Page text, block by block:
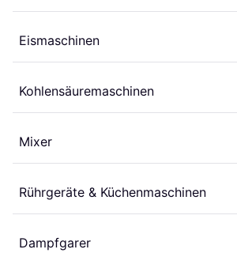
Eismaschinen
Kohlensäuremaschinen
Mixer
Rührgeräte & Küchenmaschinen
Dampfgarer